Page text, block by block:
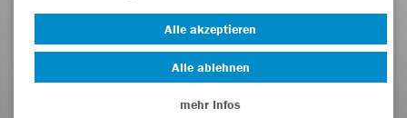
Alle akzeptieren
Alle ablehnen
mehr Infos